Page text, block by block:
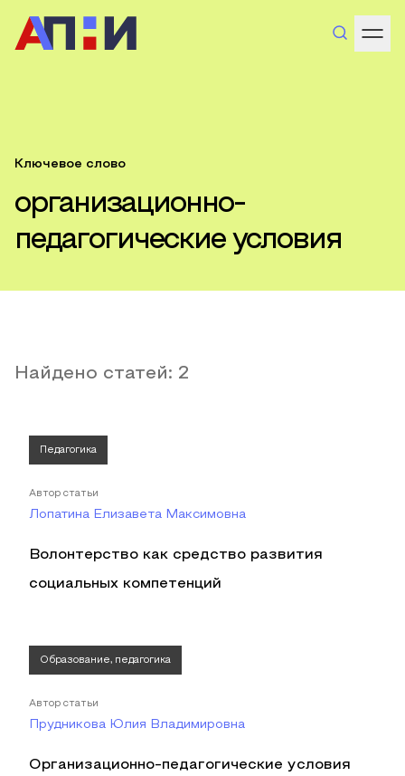
Ключевое слово
организационно-
педагогические условия
Найдено статей: 2
Педагогика
Автор статьи
Лопатина Елизавета Максимовна
Волонтерство как средство развития
социальных компетенций
Образование, педагогика
Автор статьи
Прудникова Юлия Владимировна
Организационно-педагогические условия